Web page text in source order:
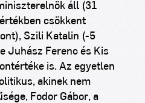
áll (31
csökkent
Szili Katalin (-5
Juhász Ferenc és Kis
is. Az egyetlen
akinek nem
Fodor Gábor, a